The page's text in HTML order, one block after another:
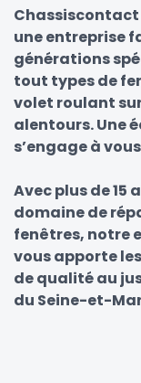
Chassiscontact
une entreprise
générations
tout types de
volet roulant
alentours. Une
s’engage à
Avec plus de 15
domaine de
fenêtres, notre
vous apporte
de qualité au
du Seine-et-